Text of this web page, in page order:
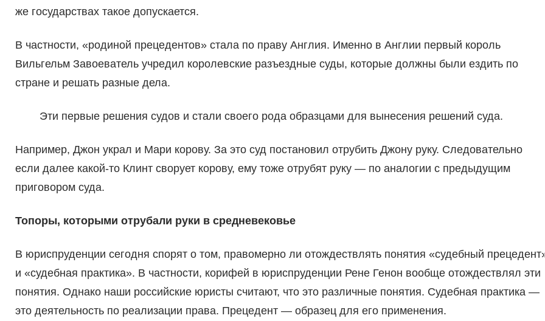
же государствах такое допускается.
В частности, «родиной прецедентов» стала по праву Англия. Именно в Англии первый король
Вильгельм Завоеватель учредил королевские разъездные суды, которые должны были ездить по
стране и решать разные дела.
Эти первые решения судов и стали своего рода образцами для вынесения решений суда.
Например, Джон украл и Мари корову. За это суд постановил отрубить Джону руку. Следовательно
если далее какой-то Клинт сворует корову, ему тоже отрубят руку — по аналогии с предыдущим
приговором суда.
Топоры, которыми отрубали руки в средневековье
В юриспруденции сегодня спорят о том, правомерно ли отождествлять понятия «судебный
и «судебная практика». В частности, корифей в юриспруденции Рене Генон вообще отождествлял эти
понятия. Однако наши российские юристы считают, что это различные понятия. Судебная практика —
это деятельность по реализации права. Прецедент — образец для его применения.